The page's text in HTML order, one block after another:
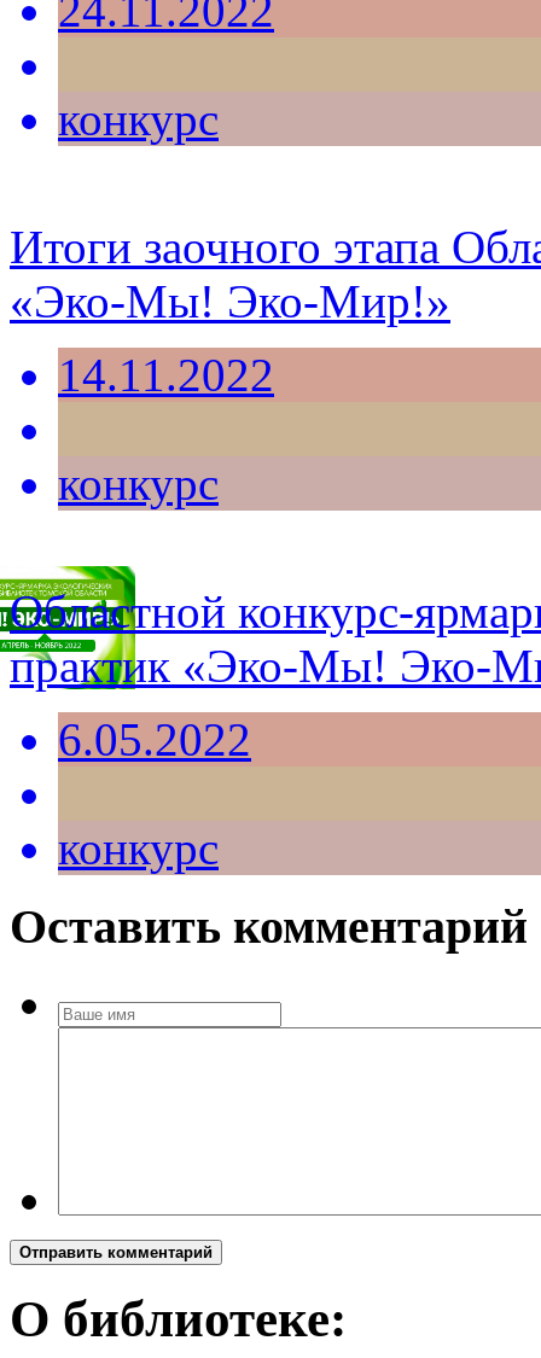
конкурс
Итоги заочного этапа
«Эко-Мы! Эко-Мир!»
14.11.2022
конкурс
Областной конкурс-
практик «Эко-Мы! Эко-
6.05.2022
конкурс
Оставить комментарий
Отправить комментарий
О библиотеке: